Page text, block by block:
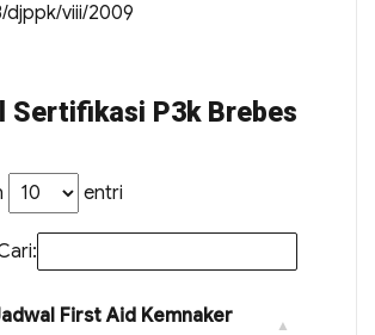
djppk/viii/2009
Sertifikasi P3k Brebes
entri
First Aid Kemnaker